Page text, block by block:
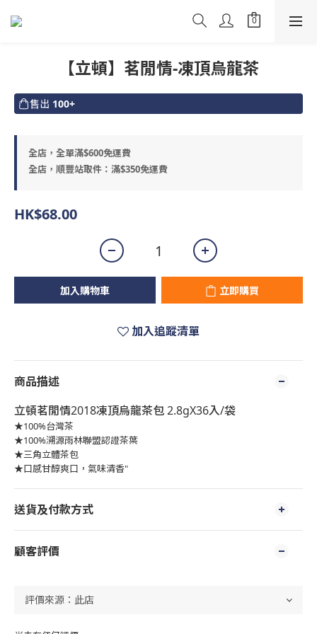
【立頓】茗閒情-凍頂烏龍茶
售出 100+
全店，全單滿$600免運費
全店，順豐站取件：滿$350免運費
HK$68.00
加入購物車 立即購買
加入追蹤清單
商品描述
立頓茗閒情2018凍頂烏龍茶包 2.8gX36入/袋
★100%台灣茶
★100%溯源雨林聯盟認證茶葉
★三角立體茶包
★口感甘醇爽口，氣味清香"
送貨及付款方式
顧客評價